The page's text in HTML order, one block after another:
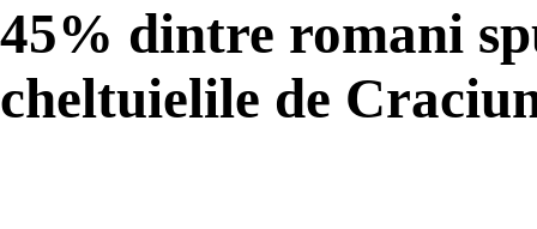
45% dintre romani
cheltuielile de